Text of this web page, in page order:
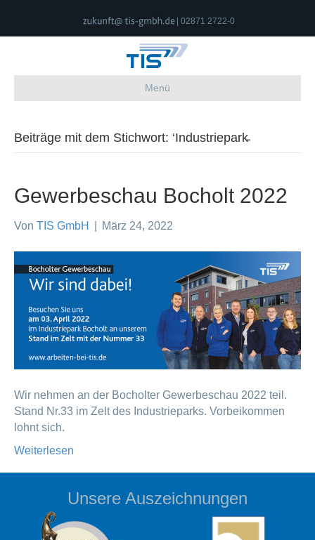
| 02871 2722-0
Menü
Beiträge mit dem Stichwort: ‘Industriepark̵
Gewerbeschau Bocholt 2022
Von TIS GmbH März 24, 2022
Wir nehmen an der Bocholter Gewerbeschau 2022 teil.
Stand Nr.33 im Zelt des Industrieparks. Vorbeikommen
lohnt sich.
Weiterlesen
Unsere Auszeichnungen